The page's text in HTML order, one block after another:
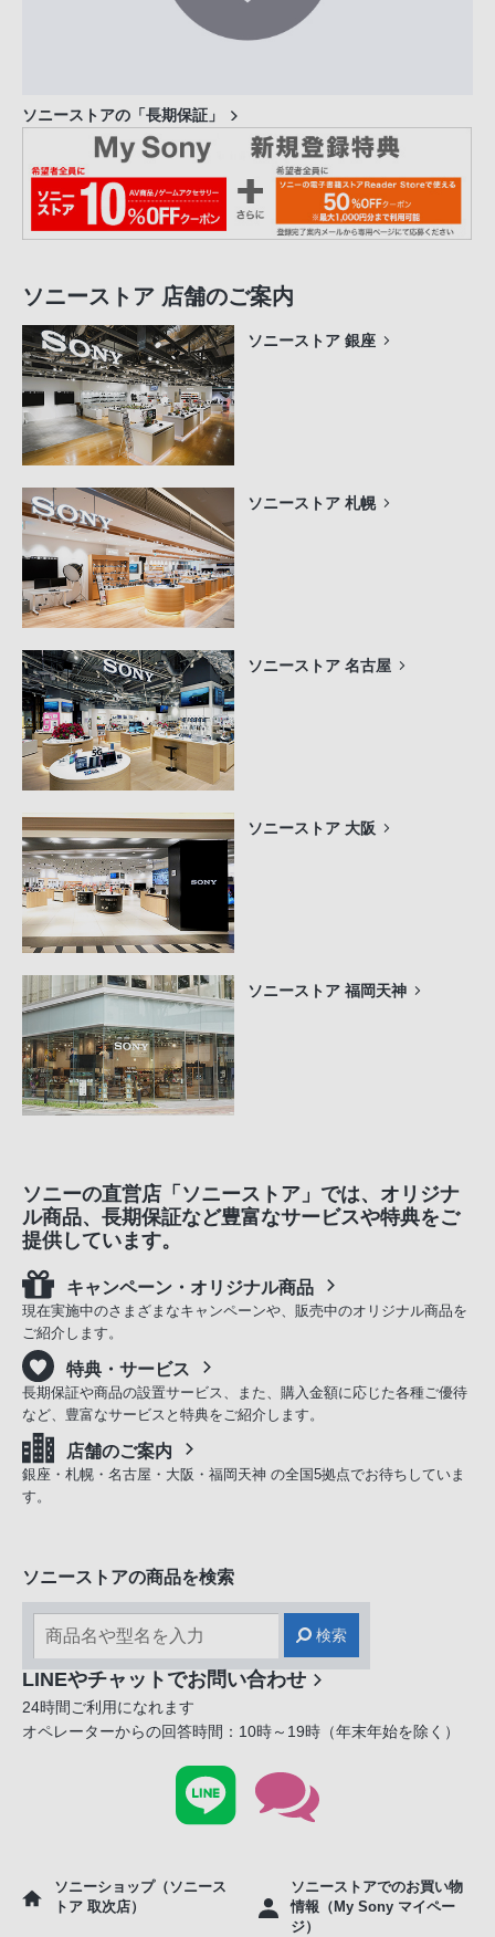
ソニーストアの「長期保証」
ソニーストア 店舗のご案内
ソニーストア 銀座
ソニーストア 札幌
ソニーストア 名古屋
ソニーストア 大阪
ソニーストア 福岡天神
ソニーの直営店「ソニーストア」では、オリジナ
ル商品、長期保証など豊富なサービスや特典をご
提供しています。
キャンペーン・オリジナル商品
現在実施中のさまざまなキャンペーンや、販売中のオリジナル商品を
ご紹介します。
特典・サービス
長期保証や商品の設置サービス、また、購入金額に応じた各種ご優待
など、豊富なサービスと特典をご紹介します。
店舗のご案内
銀座・札幌・名古屋・大阪・福岡天神 の全国5拠点でお待ちしていま
す。
ソニーストアの商品を検索
検索
LINEやチャットでお問い合わせ
24時間ご利用になれます
オペレーターからの回答時間：10時～19時（年末年始を除く）
ソニーショップ（ソニース
トア 取次店）
ソニーストアでのお買い物
情報（My Sony マイペー
ジ）